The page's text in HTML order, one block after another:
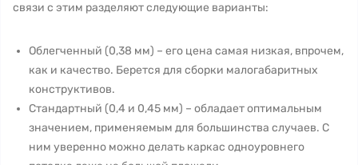
связи с этим разделяют следующие варианты:
Облегченный (0,38 мм) – его цена самая низкая, впрочем,
как и качество. Берется для сборки малогабаритных
конструктивов.
Стандартный (0,4 и 0,45 мм) – обладает оптимальным
значением, применяемым для большинства случаев. С
ним уверенно можно делать каркас одноуровнего